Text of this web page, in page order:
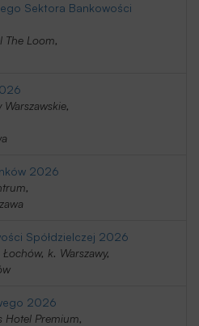
Sektora Bankowości
The Loom,
2026
Spółdzielczej 2026
k. Warszawy,
2026
Hotel Premium,